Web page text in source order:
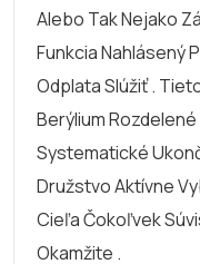
Alebo Tak Nejako
Funkcia Nahlásený
Odplata Slúžiť .
Berýlium
Systematické
Družstvo Aktívne
Cieľa Čokoľvek
Okamžite .